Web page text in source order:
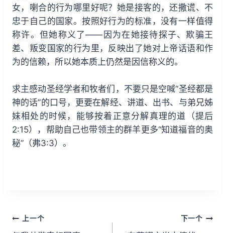
女，喇合的行为哪里好呢？她是接客的，还撒谎、不
忠于自己的国家。按照好行为的标准，没有一样值得
称许。但她称义了——因为在她接待探子、欺骗王
差、叛变国家的行为里，反映出了她对上帝话语和作
为的信赖，所以她本质上仍然是因信称义的。
求主感动圣经学者和牧者们，不要只是空喊“圣经都是
神的话”的口号，更要在解经、讲道、出书、与弟兄姊
妹相处的时候，能够按着正意分解真理的道（提后
2:15），帮助自己也带领主的群羊更多“知道福音的奥
秘”（弗3:3）。
文 上一个 下一个